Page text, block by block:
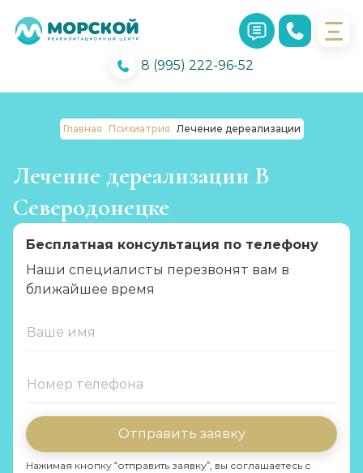
8 (995) 222-96-52
Главная Психиатрия Лечение дереализации
Лечение дереализации В
Северодонецке
Бесплатная консультация по телефону
Наши специалисты перезвонят вам в
ближайшее время
Отправить заявку
Нажимая кнопку “отправить заявку”, вы соглашаетесь с